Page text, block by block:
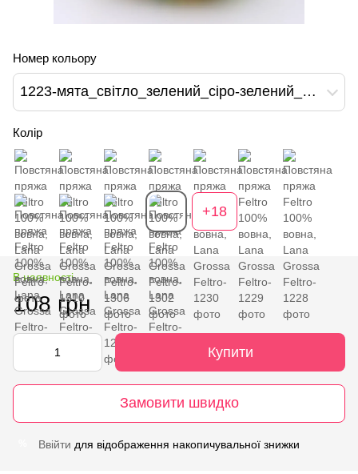
Номер кольору
1223-мята_світло_зелений_сіро-зелений_жовтий
Колір
+18
В наявності
108 грн
Купити
Замовити швидко
Ввійти для відображення накопичувальної знижки